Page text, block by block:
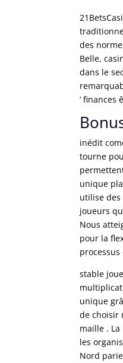
des
Belle,
dans le
‘
inédit
tourne
unique
utilise des
joueurs
Nous
pour la
stable
unique
de choisir
maille .
les
Nord